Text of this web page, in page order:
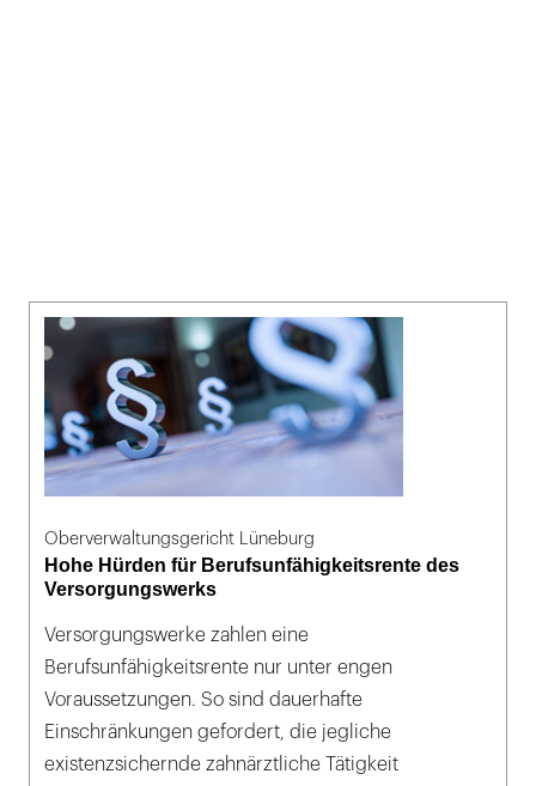
Oberverwaltungsgericht Lüneburg
Hohe Hürden für Berufsunfähigkeitsrente des
Versorgungswerks
Versorgungswerke zahlen eine
Berufsunfähigkeitsrente nur unter engen
Voraussetzungen. So sind dauerhafte
Einschränkungen gefordert, die jegliche
existenzsichernde zahnärztliche Tätigkeit